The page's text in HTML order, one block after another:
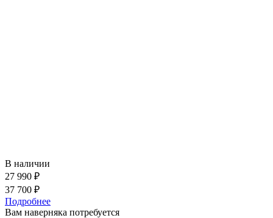
В наличии
27 990 ₽
37 700 ₽
Подробнее
Вам наверняка потребуется